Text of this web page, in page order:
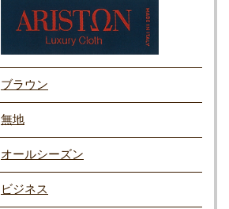
ブラウン
無地
オールシーズン
ビジネス